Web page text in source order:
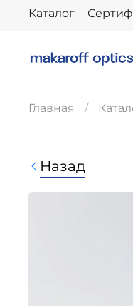
Каталог
Главная
Назад